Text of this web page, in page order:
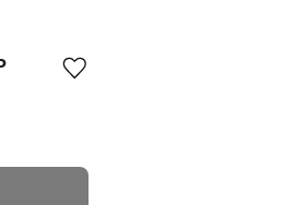
Ürünü
çıkar